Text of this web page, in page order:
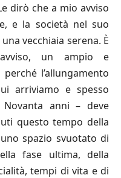
dirò che a mio avviso
e la società nel suo
vecchiaia serena. È
un ampio e
l’allungamento
arriviamo e spesso
anni – deve
questo tempo della
spazio svuotato di
fase ultima, della
tempi di vita e di